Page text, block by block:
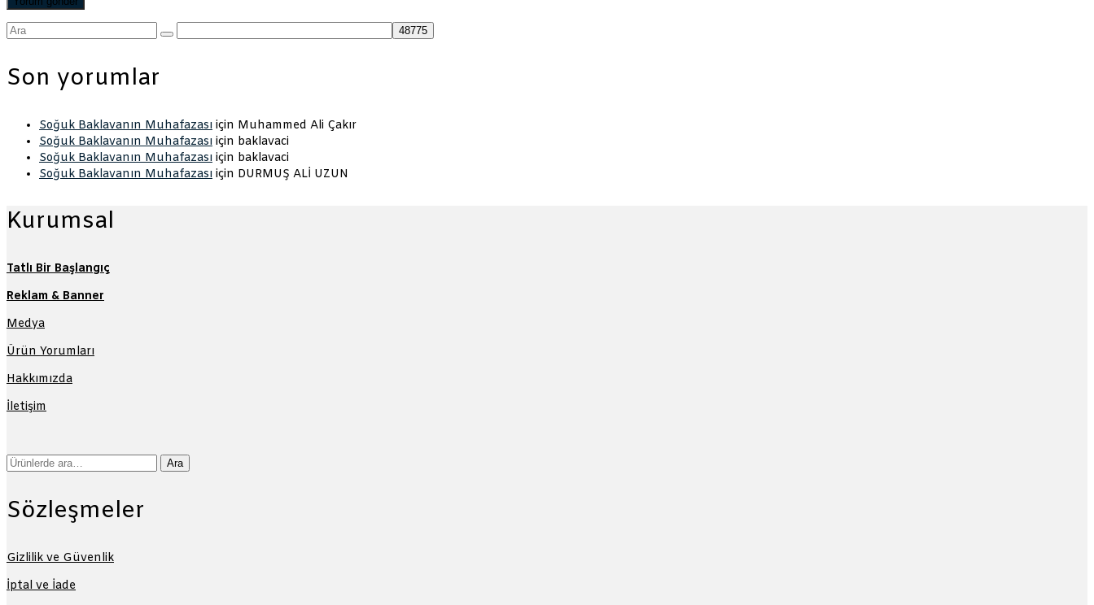
Şunu
Son yorumlar
Soğuk Baklavanın Muhafazası için Muhammed Ali Çakır
Soğuk Baklavanın Muhafazası için baklavaci
Soğuk Baklavanın Muhafazası için baklavaci
Soğuk Baklavanın Muhafazası için DURMUŞ ALİ UZUN
Kurumsal
Tatlı Bir Başlangıç
Reklam & Banner
Medya
Ürün Yorumları
Hakkımızda
İletişim
Ara: Ara
Sözleşmeler
Gizlilik ve Güvenlik
İptal ve İade